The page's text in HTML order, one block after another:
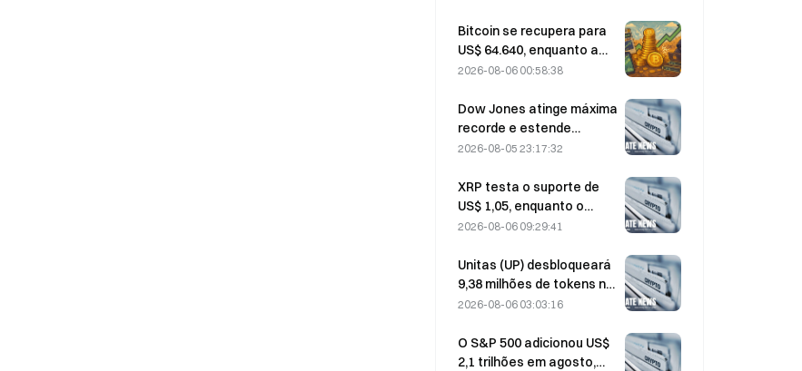
ar; a equipe oficial afirma
que os fundos dos
usuários não foram
Bitcoin se recupera para
US$ 64.640, enquanto a
vulnerabilidade da
ativas atingirem a máxima
dos últimos três meses
2026-08-06 00:58:38
Dow Jones atinge máxima
recorde e estende
sequência de cinco dias
overnight; investimentos
em IA impulsionam
ganhos
2026-08-05 23:17:32
XRP testa o suporte de
US$ 1,05, enquanto o
Ethereum se mantém em
baixo volume
2026-08-06 09:29:41
Unitas (UP) desbloqueará
9,38 milhões de tokens no
valor de US$ 3,18 milhões
2026-08-06 03:03:16
O S&P 500 adicionou US$
2,1 trilhões em agosto,